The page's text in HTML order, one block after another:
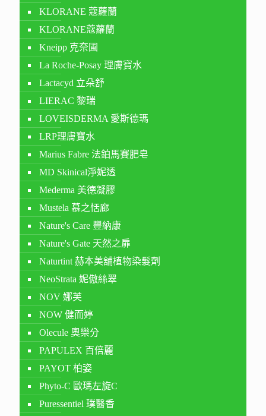
KLORANE 蔻蘿蘭
KLORANE蔻蘿蘭
Kneipp 克奈圃
La Roche-Posay 理膚寶水
Lactacyd 立朵舒
LIERAC 黎瑞
LOVEISDERMA 愛斯德瑪
LRP理膚寶水
Marius Fabre 法鉑馬賽肥皂
MD Skinical淨妮透
Mederma 美德凝膠
Mustela 慕之恬廊
Nature's Care 豐納康
Nature's Gate 天然之扉
Naturtint 赫本美舖植物染髮劑
NeoStrata 妮傲絲翠
NOV 娜芙
NOW 健而婷
Olecule 奧樂分
PAPULEX 百倍麗
PAYOT 柏姿
Phyto-C 歐瑪左旋C
Puressentiel 璞醫香